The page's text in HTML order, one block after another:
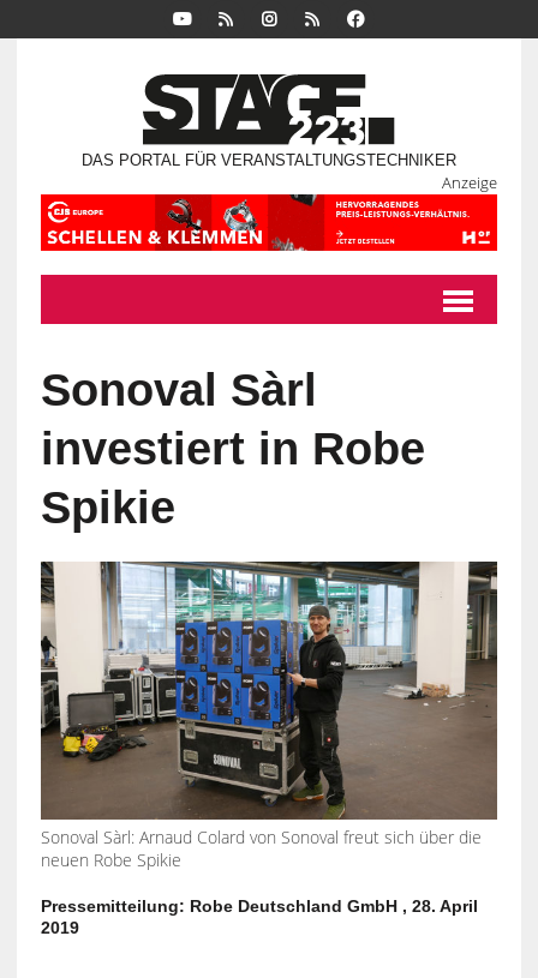
DAS PORTAL FÜR VERANSTALTUNGSTECHNIKER
Anzeige
Sonoval Sàrl
investiert in Robe
Spikie
Sonoval Sàrl: Arnaud Colard von Sonoval freut sich über die
neuen Robe Spikie
Pressemitteilung: Robe Deutschland GmbH , 28. April
2019